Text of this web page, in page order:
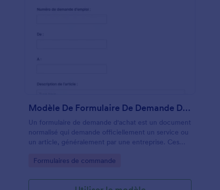
Modèle De Formulaire De Demande D'achat
Un formulaire de demande d'achat est un document
normalisé qui demande officiellement un service ou
un article, généralement par une entreprise. Ces
enregistrement de tous les services ou articles
sur le moment où elles devront commander
Go to Category:
Formulaires de commande